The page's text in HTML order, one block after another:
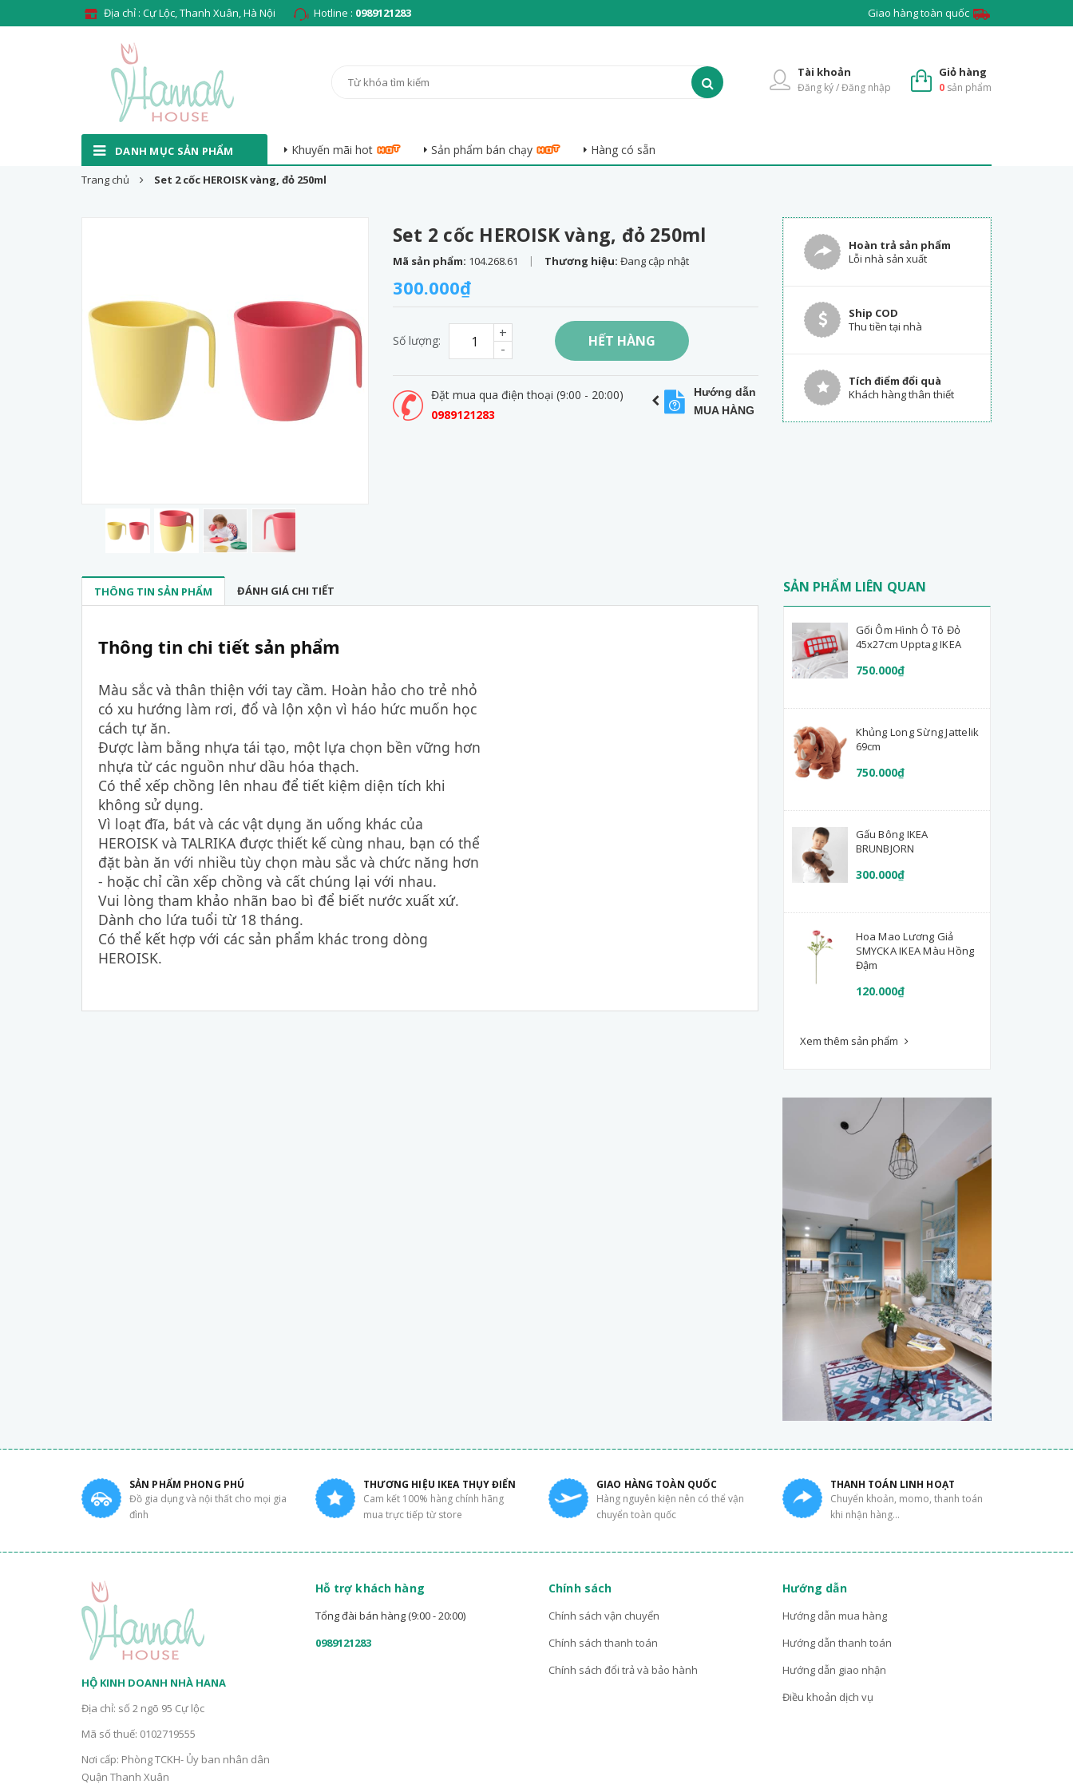
Địa chỉ : Cự Lộc, Thanh Xuân, Hà Nội Hotline : 0989121283 Giao hàng toàn quốc
Giỏ hàng
0 sản phẩm
Tài khoản
Đăng ký / Đăng nhập
DANH MỤC SẢN PHẨM Khuyến mãi hot Sản phẩm bán chạy Hàng có sẵn
Trang chủ Set 2 cốc HEROISK vàng, đỏ 250ml
Set 2 cốc HEROISK vàng, đỏ 250ml
Mã sản phẩm: 104.268.61 | Thương hiệu: Đang cập nhật
300.000₫
Số lượng: -
+ HẾT HÀNG
Đặt mua qua điện thoại (9:00 - 20:00)
0989121283
Hướng dẫn
MUA HÀNG
Hoàn trả sản phẩm
Lỗi nhà sản xuất
Ship COD
Thu tiền tại nhà
Tích điểm đổi quà
Khách hàng thân thiết
THÔNG TIN SẢN PHẨM ĐÁNH GIÁ CHI TIẾT
Thông tin chi tiết sản phẩm
Màu sắc và thân thiện với tay cầm. Hoàn hảo cho trẻ nhỏ
có xu hướng làm rơi, đổ và lộn xộn vì háo hức muốn học
cách tự ăn.
Được làm bằng nhựa tái tạo, một lựa chọn bền vững hơn
nhựa từ các nguồn như dầu hóa thạch.
Có thể xếp chồng lên nhau để tiết kiệm diện tích khi
không sử dụng.
Vì loạt đĩa, bát và các vật dụng ăn uống khác của
HEROISK và TALRIKA được thiết kế cùng nhau, bạn có thể
đặt bàn ăn với nhiều tùy chọn màu sắc và chức năng hơn
- hoặc chỉ cần xếp chồng và cất chúng lại với nhau.
Vui lòng tham khảo nhãn bao bì để biết nước xuất xứ.
Dành cho lứa tuổi từ 18 tháng.
Có thể kết hợp với các sản phẩm khác trong dòng
HEROISK.
SẢN PHẨM LIÊN QUAN
Gối Ôm Hình Ô Tô Đỏ
45x27cm Upptag IKEA
750.000₫
Khủng Long Sừng Jattelik
69cm
750.000₫
Gấu Bông IKEA
BRUNBJORN
300.000₫
Hoa Mao Lương Giả
SMYCKA IKEA Màu Hồng
Đậm
120.000₫
Xem thêm sản phẩm
SẢN PHẨM PHONG PHÚ
Đồ gia dụng và nội thất cho mọi gia
đình
THƯƠNG HIỆU IKEA THỤY ĐIỂN
Cam kết 100% hàng chính hãng
mua trực tiếp từ store
GIAO HÀNG TOÀN QUỐC
Hàng nguyên kiện nên có thể vận
chuyển toàn quốc
THANH TOÁN LINH HOẠT
Chuyển khoản, momo, thanh toán
khi nhận hàng...
HỘ KINH DOANH NHÀ HANA
Địa chỉ: số 2 ngõ 95 Cự lộc
Mã số thuế: 0102719555
Nơi cấp: Phòng TCKH- Ủy ban nhân dân
Quận Thanh Xuân
Hỗ trợ khách hàng
Tổng đài bán hàng (9:00 - 20:00)
0989121283
Chính sách
Chính sách vận chuyển
Chính sách thanh toán
Chính sách đổi trả và bảo hành
Hướng dẫn
Hướng dẫn mua hàng
Hướng dẫn thanh toán
Hướng dẫn giao nhận
Điều khoản dịch vụ